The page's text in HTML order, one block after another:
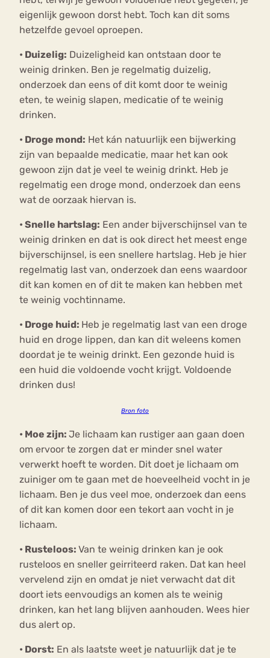
eigenlijk gewoon dorst hebt. Toch kan dit soms
hetzelfde gevoel oproepen.
• Duizelig: Duizeligheid kan ontstaan door te
weinig drinken. Ben je regelmatig duizelig,
onderzoek dan eens of dit komt door te weinig
eten, te weinig slapen, medicatie of te weinig
drinken.
• Droge mond: Het kán natuurlijk een bijwerking
zijn van bepaalde medicatie, maar het kan ook
gewoon zijn dat je veel te weinig drinkt. Heb je
regelmatig een droge mond, onderzoek dan eens
wat de oorzaak hiervan is.
• Snelle hartslag: Een ander bijverschijnsel van te
weinig drinken en dat is ook direct het meest enge
bijverschijnsel, is een snellere hartslag. Heb je hier
regelmatig last van, onderzoek dan eens waardoor
dit kan komen en of dit te maken kan hebben met
te weinig vochtinname.
• Droge huid: Heb je regelmatig last van een droge
huid en droge lippen, dan kan dit weleens komen
doordat je te weinig drinkt. Een gezonde huid is
een huid die voldoende vocht krijgt. Voldoende
drinken dus!
Bron foto
• Moe zijn: Je lichaam kan rustiger aan gaan doen
om ervoor te zorgen dat er minder snel water
verwerkt hoeft te worden. Dit doet je lichaam om
zuiniger om te gaan met de hoeveelheid vocht in je
lichaam. Ben je dus veel moe, onderzoek dan eens
of dit kan komen door een tekort aan vocht in je
lichaam.
• Rusteloos: Van te weinig drinken kan je ook
rusteloos en sneller geirriteerd raken. Dat kan heel
vervelend zijn en omdat je niet verwacht dat dit
doort iets eenvoudigs an komen als te weinig
drinken, kan het lang blijven aanhouden. Wees hier
dus alert op.
• Dorst: En als laatste weet je natuurlijk dat je te